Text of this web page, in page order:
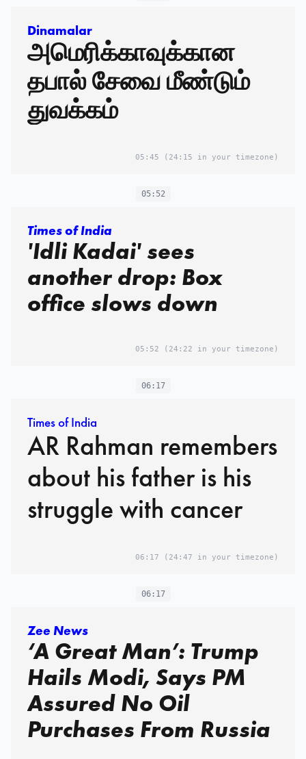
Dinamalar
அமெரிக்காவுக்கான
தபால் சேவை மீண்டும்
துவக்கம்
05:45 (24:15 in your timezone)
05:52
Times of India
'Idli Kadai' sees
another drop: Box
office slows down
05:52 (24:22 in your timezone)
06:17
Times of India
AR Rahman remembers
about his father is his
struggle with cancer
06:17 (24:47 in your timezone)
06:17
Zee News
‘A Great Man’: Trump
Hails Modi, Says PM
Assured No Oil
Purchases From Russia